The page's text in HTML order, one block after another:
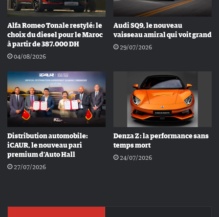
Alfa Romeo Tonale restylé: le
choix du diesel pour le Maroc
à partir de 387.000 DH
04/08/2026
Audi SQ9, le nouveau
vaisseau amiral qui voit grand
29/07/2026
Distribution automobile:
iCAUR, le nouveau pari
premium d’Auto Hall
27/07/2026
Denza Z : la performance sans
temps mort
24/07/2026